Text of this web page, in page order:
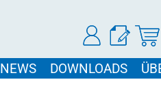
NEWS DOWNLOADS